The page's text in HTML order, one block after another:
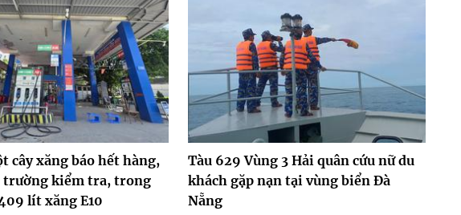
cây xăng báo hết hàng,
trường kiểm tra, trong
lít xăng E10
Tàu 629 Vùng 3 Hải quân cứu nữ du
khách gặp nạn tại vùng biển Đà
Nẵng